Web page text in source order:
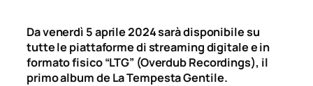
Da venerdì 5 aprile 2024 sarà disponibile su
tutte le piattaforme di streaming digitale e in
formato fisico “LTG” (Overdub Recordings), il
primo album de La Tempesta Gentile.